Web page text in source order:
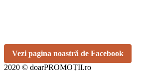
Vezi pagina noastră de Facebook
2020 © doarPROMOȚII.ro